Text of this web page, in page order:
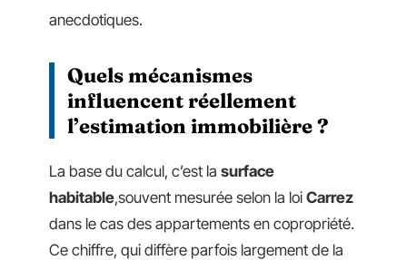
anecdotiques.
Quels mécanismes
influencent réellement
l’estimation immobilière ?
La base du calcul, c’est la surface
habitable,souvent mesurée selon la loi Carrez
dans le cas des appartements en copropriété.
Ce chiffre, qui diffère parfois largement de la